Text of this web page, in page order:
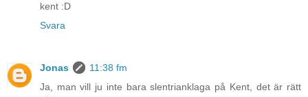
kent :D
Svara
Jonas
11:38 fm
Ja, man vill ju inte bara slentrianklaga på Kent, det är rätt